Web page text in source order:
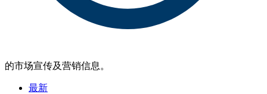
的市场宣传及营销信息。
最新